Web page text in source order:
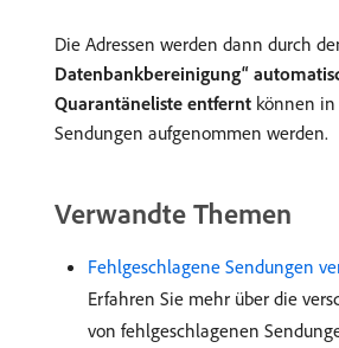
Die Adressen werden dann durch
Datenbankbereinigung“
Quarantäneliste entfernt können
Sendungen aufgenommen werden.
Verwandte Themen
Fehlgeschlagene Sendungen
Erfahren Sie mehr über die
von fehlgeschlagenen